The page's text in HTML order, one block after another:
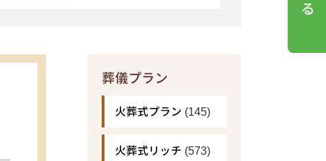
葬儀プラン
火葬式プラン (145)
火葬式リッチ (573)